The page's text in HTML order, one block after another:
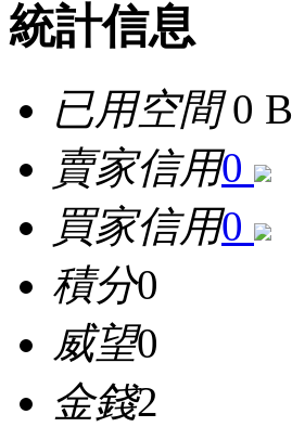
統計信息
已用空間0 B
賣家信用0
買家信用0
積分0
威望0
金錢2